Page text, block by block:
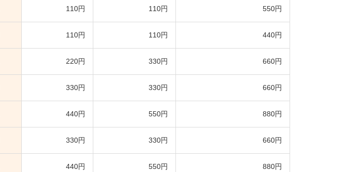
110円 110円 550円
110円 110円 440円
220円 330円 660円
330円 330円 660円
440円 550円 880円
330円 330円 660円
440円 550円 880円